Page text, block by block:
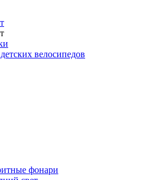
велосипедов
фонари